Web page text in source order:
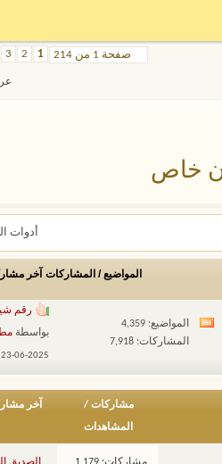
صفحة 1 من 214 1
2
3
عرض
خاص
أدوات
المواضيع / المشاركات آخر
مشاهدة
هذا
المواضيع: 4,359
المشاركات: 7,918
رقم
بواسطة
23-06-2025,
مشاركات /
المشاهدات
آخر